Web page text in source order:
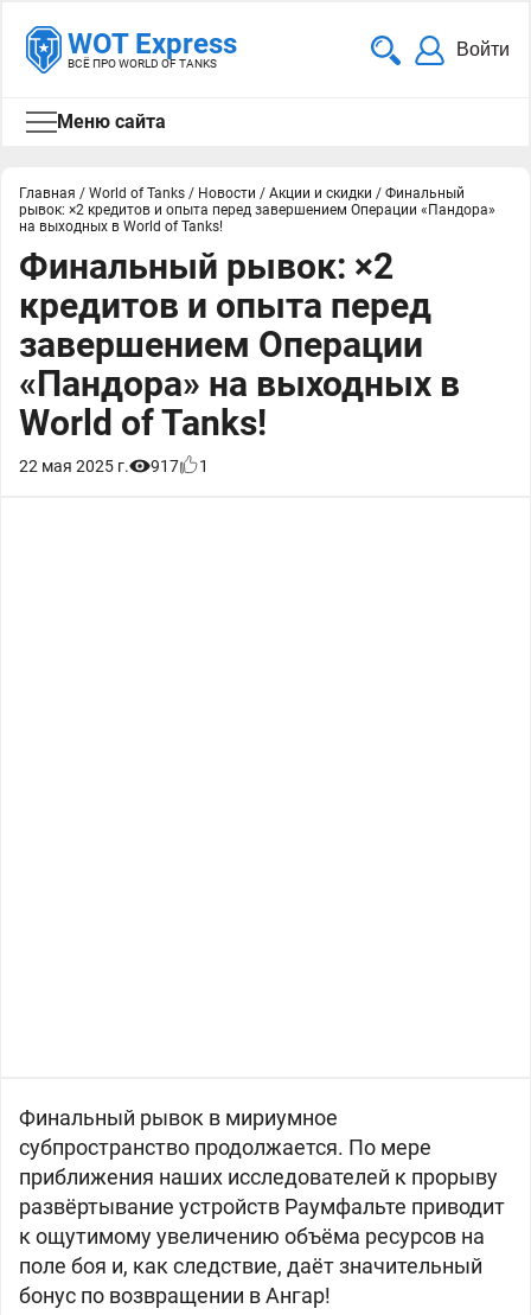
WOT Express
ВСЁ ПРО WORLD OF TANKS
Войти
Меню сайта
Главная / World of Tanks / Новости / Акции и скидки / Финальный
рывок: ×2 кредитов и опыта перед завершением Операции «Пандора»
на выходных в World of Tanks!
Финальный рывок: ×2
кредитов и опыта перед
завершением Операции
«Пандора» на выходных в
World of Tanks!
22 мая 2025 г. 917 1
Финальный рывок в мириумное
субпространство продолжается. По мере
приближения наших исследователей к прорыву
развёртывание устройств Раумфальте приводит
к ощутимому увеличению объёма ресурсов на
поле боя и, как следствие, даёт значительный
бонус по возвращении в Ангар!